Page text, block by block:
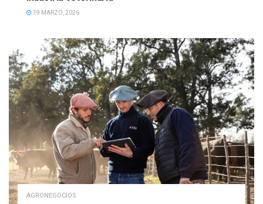
19 MARZO, 2026
AGRONEGOCIOS